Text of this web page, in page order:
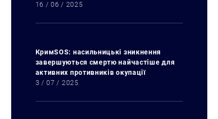
16 / 06 / 2025
КримSOS: насильницькі зникнення
завершуються смертю найчастіше для
активних противників окупації
3 / 07 / 2025